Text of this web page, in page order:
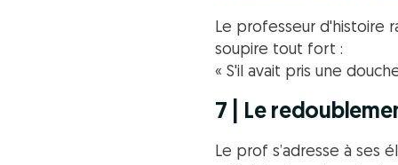
Le professeur d'histoire
soupire tout fort :
« S'il avait pris une
7 | Le
Le prof s’adresse à ses